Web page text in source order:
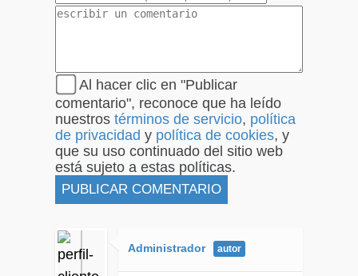
Al hacer clic en "Publicar
comentario", reconoce que ha leído
nuestros términos de servicio, política
de privacidad y política de cookies, y
que su uso continuado del sitio web
está sujeto a estas políticas.
Administrador